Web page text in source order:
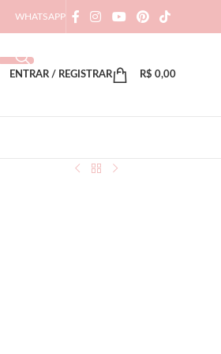
WHATSAPP
ENTRAR / REGISTRAR R$ 0,00